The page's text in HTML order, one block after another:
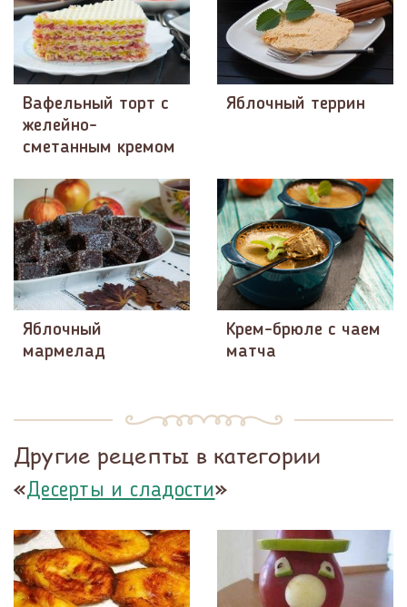
Вафельный торт с
желейно-
сметанным кремом
Яблочный террин
Яблочный
мармелад
Крем-брюле с чаем
матча
Другие рецепты в категории
«Десерты и сладости»